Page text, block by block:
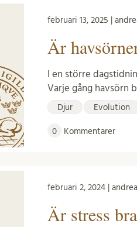
februari 13, 2025 |
Är
I en större
Varje gång havsörn
Djur Evolution
0 Kommentarer
februari 2, 2024 |
Är stress